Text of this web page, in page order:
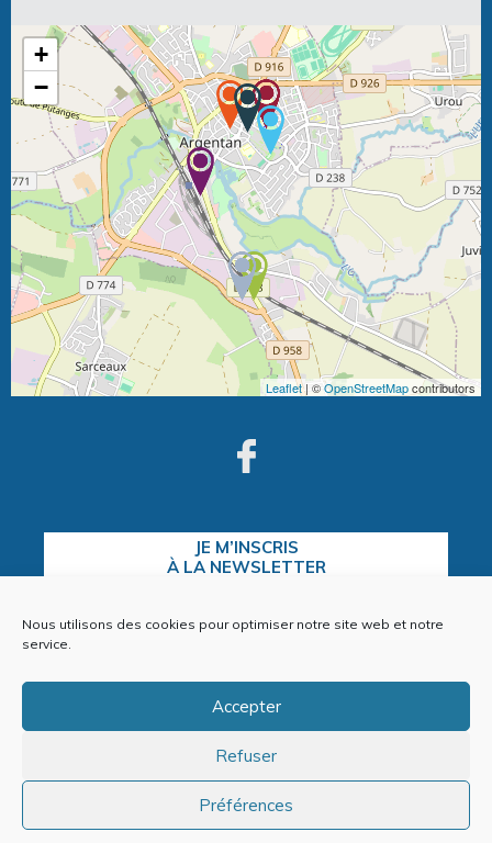
Nous utilisons des cookies pour optimiser notre site web et notre
service.
Accepter
Refuser
Préférences
+
−
Leaflet| ©OpenStreetMapcontributors
JE M’INSCRIS
À LA NEWSLETTER
Politique de cookies (EU)